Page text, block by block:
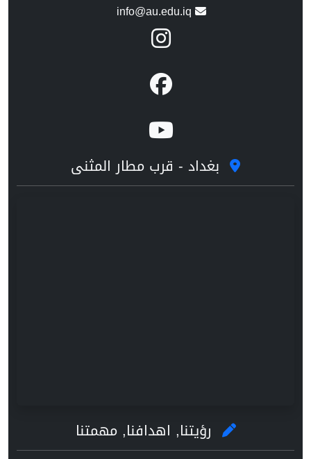
info@au.edu.iq
بغداد - قرب مطار المثنى
رؤيتنا, اهدافنا, مهمتنا